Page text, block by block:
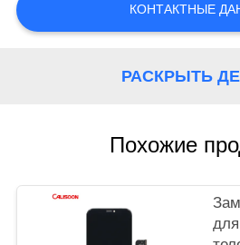
КАЧЕСТВА
ОТПРАВИТЬ
КАРТА
КОНТАКТНЫЕ
РАСКРЫТЬ
Похожие